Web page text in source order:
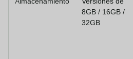
8GB / 16GB /
32GB